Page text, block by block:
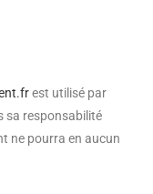
est utilisé par
sa responsabilité
ne pourra en aucun